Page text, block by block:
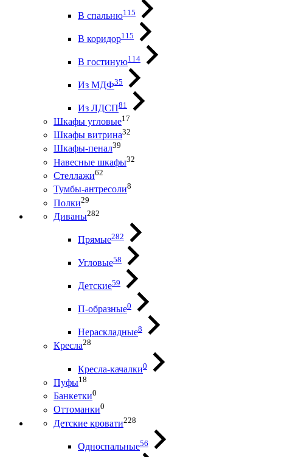
В спальню115
В коридор115
В гостиную114
Из МДФ35
Из ЛДСП81
Шкафы угловые17
Шкафы витрина32
Шкафы-пенал39
Навесные шкафы32
Стеллажи62
Тумбы-антресоли8
Полки29
Диваны282
Прямые282
Угловые58
Детские59
П-образные0
Нераскладные8
Кресла28
Кресла-качалки0
Пуфы18
Банкетки0
Оттоманки0
Детские кровати228
Односпальные56